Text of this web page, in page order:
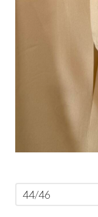
44/46